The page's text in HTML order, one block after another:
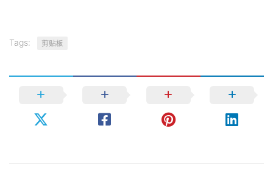
Tags: 剪贴板